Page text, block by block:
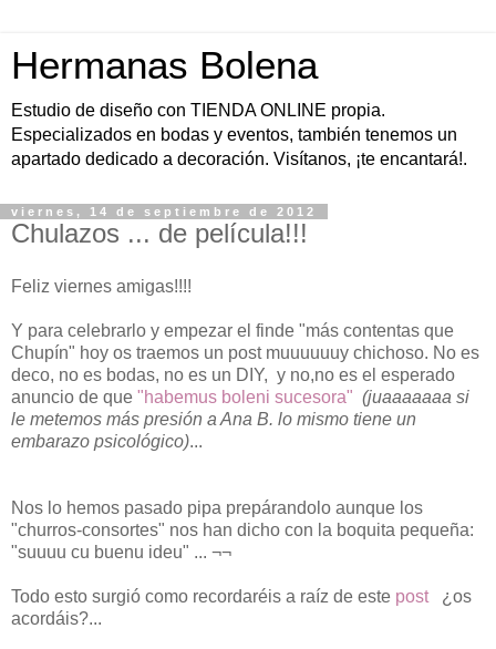
Hermanas Bolena
Estudio de diseño con TIENDA ONLINE propia.
Especializados en bodas y eventos, también tenemos un
apartado dedicado a decoración. Visítanos, ¡te encantará!.
viernes, 14 de septiembre de 2012
Chulazos ... de película!!!
Feliz viernes amigas!!!!
Y para celebrarlo y empezar el finde "más contentas que
Chupín" hoy os traemos un post muuuuuuy chichoso. No es
deco, no es bodas, no es un DIY, y no,no es el esperado
anuncio de que "habemus boleni sucesora" (juaaaaaaa si
le metemos más presión a Ana B. lo mismo tiene un
embarazo psicológico)...
Nos lo hemos pasado pipa prepárandolo aunque los
"churros-consortes" nos han dicho con la boquita pequeña:
"suuuu cu buenu ideu" ... ¬¬
Todo esto surgió como recordaréis a raíz de este post¿os
acordáis?...